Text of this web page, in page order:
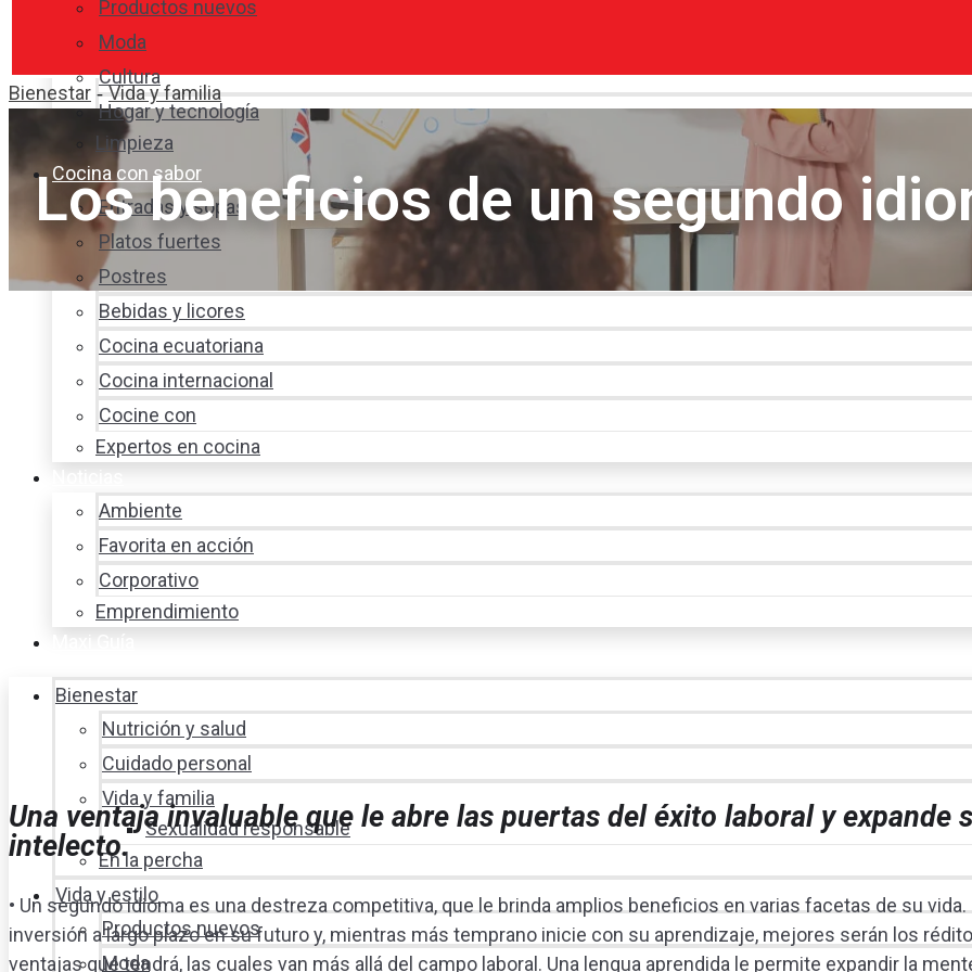
Productos nuevos
Moda
Cultura
Hogar y tecnología
Limpieza
Cocina con sabor
Entradas y sopas
Platos fuertes
Postres
Bebidas y licores
Cocina ecuatoriana
Cocina internacional
Cocine con
Expertos en cocina
Ambiente
Favorita en acción
Corporativo
Emprendimiento
Bienestar
Nutrición y salud
Cuidado personal
Vida y familia
Sexualidad responsable
En la percha
Vida y estilo
Productos nuevos
Moda
Bienestar - Vida y familia
Los beneficios de un segundo
Una ventaja invaluable que le abre las puertas del éxito laboral y expande
intelecto.
• Un segundo idioma es una destreza competitiva, que le brinda amplios beneficios en varias facetas de su vida.
inversión a largo plazo en su futuro y, mientras más temprano inicie con su aprendizaje, mejores serán los
ventajas que tendrá, las cuales van más allá del campo laboral. Una lengua aprendida le permite expandir la